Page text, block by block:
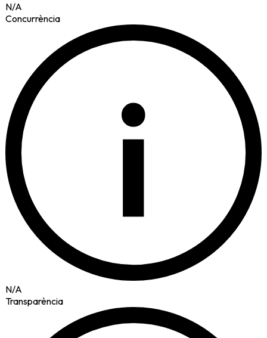
N/A
Concurrència
i
N/A
Transparència